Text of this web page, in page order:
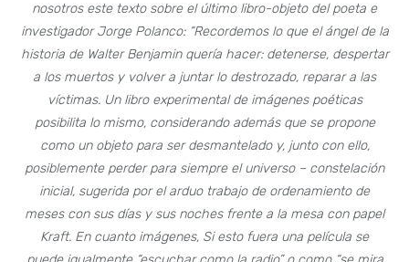
nosotros este texto sobre el último libro-objeto del poeta e
investigador Jorge Polanco: “Recordemos lo que el ángel de la
historia de Walter Benjamin quería hacer: detenerse, despertar
a los muertos y volver a juntar lo destrozado, reparar a las
víctimas. Un libro experimental de imágenes poéticas
posibilita lo mismo, considerando además que se propone
como un objeto para ser desmantelado y, junto con ello,
posiblemente perder para siempre el universo – constelación
inicial, sugerida por el arduo trabajo de ordenamiento de
meses con sus días y sus noches frente a la mesa con papel
Kraft. En cuanto imágenes, Si esto fuera una película se